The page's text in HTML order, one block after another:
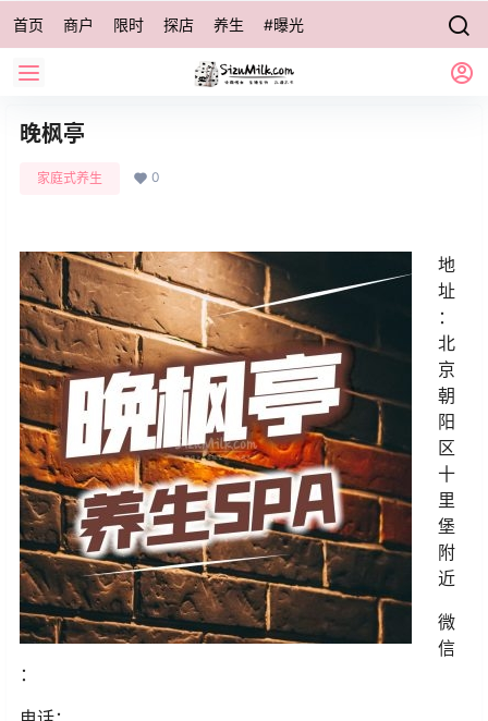
首页 商户 限时 探店 养生 #曝光
晚枫亭
家庭式养生 0
地
址
：
北
京
朝
阳
区
十
里
堡
附
近
微
信
：